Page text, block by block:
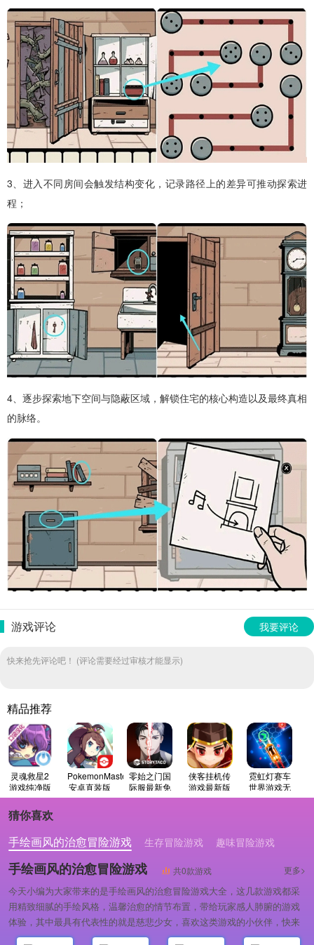
3、进入不同房间会触发结构变化，记录路径上的差异可推动探索进
程；
4、逐步探索地下空间与隐蔽区域，解锁住宅的核心构造以及最终真相
的脉络。
游戏评论 我要评论
快来抢先评论吧！ (评论需要经过审核才能显示)
精品推荐
灵魂救星2
游戏纯净版
PokemonMastersEX
安卓直装版
零始之门国
际服最新免
费版
侠客挂机传
游戏最新版
霓虹灯赛车
世界游戏无
广告版
猜你喜欢
手绘画风的治愈冒险游戏
生存冒险游戏 趣味冒险游戏
手绘画风的治愈冒险游戏 共0款游戏 更多>
今天小编为大家带来的是手绘画风的治愈冒险游戏大全，这几款游戏都采
用精致细腻的手绘风格，温馨治愈的情节布置，带给玩家感人肺腑的游戏
体验，其中最具有代表性的就是慈悲少女，喜欢这类游戏的小伙伴，快来
下载体验吧！